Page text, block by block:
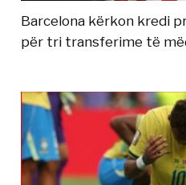
Barcelona kërkon kredi
për tri transferime të